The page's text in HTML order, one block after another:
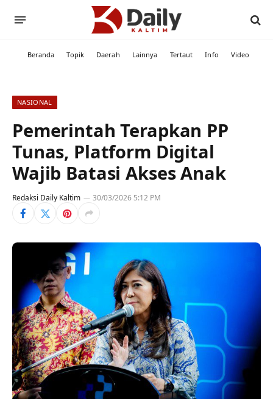
Beranda Topik Daerah Lainnya Tertaut Info Video
NASIONAL
Pemerintah Terapkan PP
Tunas, Platform Digital
Wajib Batasi Akses Anak
Redaksi Daily Kaltim 30/03/2026 5:12 PM